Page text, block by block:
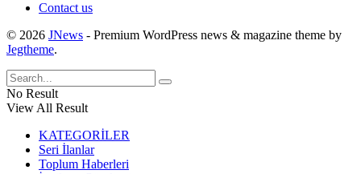
Contact us
© 2026 JNews - Premium WordPress news & magazine theme by
Jegtheme.
No Result
View All Result
KATEGORİLER
Seri İlanlar
Toplum Haberleri